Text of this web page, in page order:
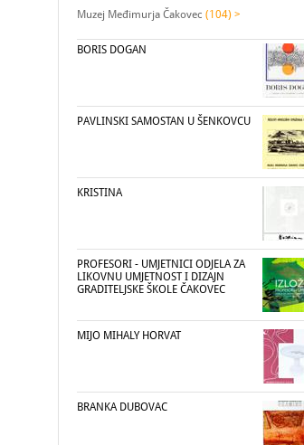
Muzej Međimurja Čakovec (104) >
BORIS DOGAN
PAVLINSKI SAMOSTAN U ŠENKOVCU
KRISTINA
PROFESORI - UMJETNICI ODJELA ZA
LIKOVNU UMJETNOST I DIZAJN
GRADITELJSKE ŠKOLE ČAKOVEC
MIJO MIHALY HORVAT
BRANKA DUBOVAC